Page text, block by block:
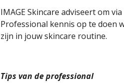
IMAGE Skincare adviseert om
Professional kennis op te doen
zijn in jouw skincare routine.
Tips van de professional